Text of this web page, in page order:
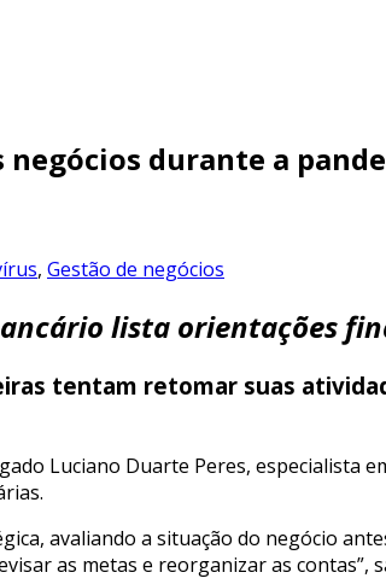
durante a
, Gestão de negócios
lista orientações
tentam retomar suas
Luciano Duarte Peres, especialista
avaliando a situação do negócio
as metas e reorganizar as contas”,